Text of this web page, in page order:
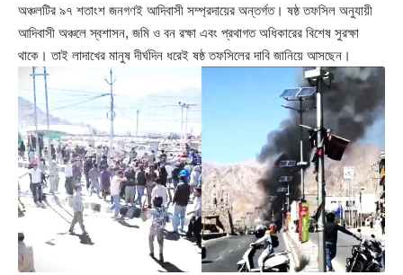
অঞ্চলটির ৯৭ শতাংশ জনগণই আদিবাসী সম্প্রদায়ের অন্তর্গত। ষষ্ঠ তফসিল অনুযায়ী
আদিবাসী অঞ্চলে স্বশাসন, জমি ও বন রক্ষা এবং প্রথাগত অধিকারের বিশেষ সুরক্ষা
থাকে। তাই লাদাখের মানুষ দীর্ঘদিন ধরেই ষষ্ঠ তফসিলের দাবি জানিয়ে আসছেন।